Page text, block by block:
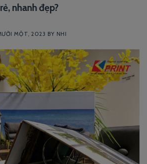
nhanh đẹp?
MỘT, 2023 BY NHI